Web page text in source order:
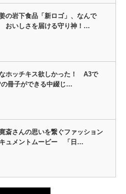
の岩下食品「新ロゴ」、なんで
おいしさを届ける守り神！…
ホッチキス欲しかった！ A3で
の冊子ができる中綴じ…
斎さんの思いを繋ぐファッション
ュメントムービー 「日…